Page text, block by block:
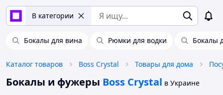
В категории
Бокалы для вина Рюмки для водки Бокалы
Каталог товаров Boss Crystal Товары для дома
Бокалы и фужеры Boss Crystal в Украине